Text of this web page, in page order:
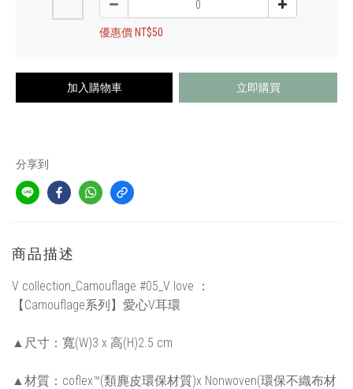
優惠價 NT$50
加入購物車 立即購買
分享到
商品描述
V collection_Camouflage #05_V love ：
【Camouflage系列】愛心V耳環
▲尺寸：寬(W)3 x 高(H)2.5 cm
▲材質：coflex™(類麂皮環保材質)x Nonwoven(環保不織布材